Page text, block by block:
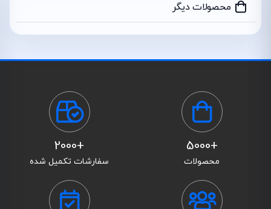
محصولات دیگر
+5000
محصولات
+2000
سفارشات تکمیل شده